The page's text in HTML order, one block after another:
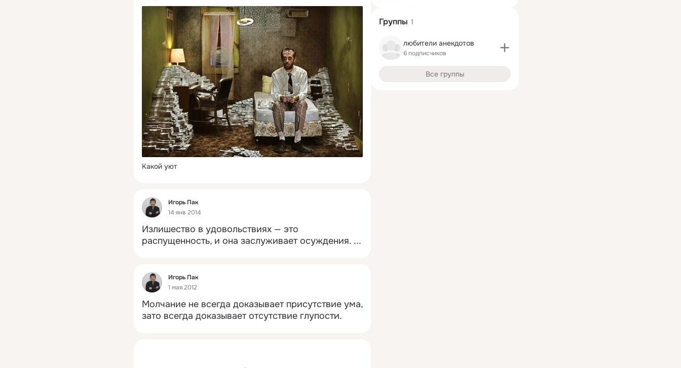
Какой уют
Фид
Игорь Пак
14 янв 2014
Излишество в удовольствиях — это
распущенность, и она заслуживает осуждения. ...
Фид
Игорь Пак
1 мая 2012
Молчание не всегда доказывает присутствие ума,
зато всегда доказывает отсутствие глупости.
Группы 1
любители анекдотов
6 подписчиков
Все группы